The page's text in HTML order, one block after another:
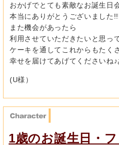
おかげでとても素敵なお誕生日
本当にありがとうございました
また機会があったら
利用させていただきたいと思っ
ケーキを通してこれからもたく
幸せを届けてあげてくださいね
(U様）
1歳のお誕生日・